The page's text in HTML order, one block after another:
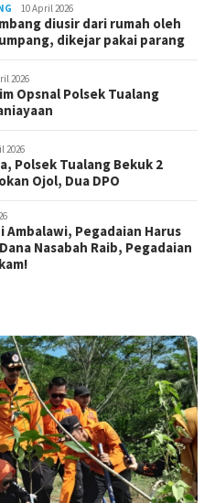
10 April 2026
diusir dari rumah oleh
dikejar pakai parang
2026
Opsnal Polsek Tualang
2026
Polsek Tualang Bekuk 2
Ojol, Dua DPO
Ambalawi, Pegadaian Harus
Nasabah Raib, Pegadaian